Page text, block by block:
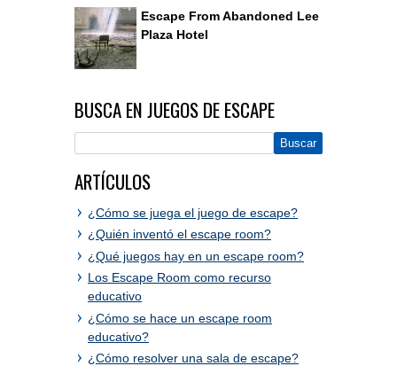
Escape From Abandoned Lee
Plaza Hotel
BUSCA EN JUEGOS DE ESCAPE
ARTÍCULOS
¿Cómo se juega el juego de escape?
¿Quién inventó el escape room?
¿Qué juegos hay en un escape room?
Los Escape Room como recurso
educativo
¿Cómo se hace un escape room
educativo?
¿Cómo resolver una sala de escape?